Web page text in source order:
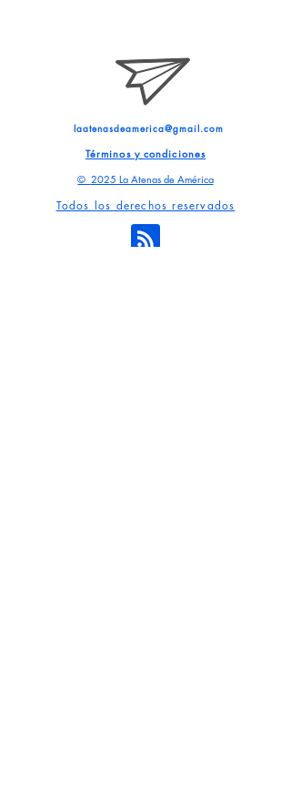
laatenasdeamerica@gmail.com
Términos y condiciones
© 2025 La Atenas de América
Todos los derechos reservados